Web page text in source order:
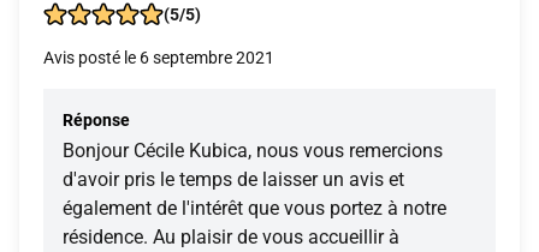
(5/5)
Avis posté le 6 septembre 2021
Réponse
Bonjour Cécile Kubica, nous vous remercions
d'avoir pris le temps de laisser un avis et
également de l'intérêt que vous portez à notre
résidence. Au plaisir de vous accueillir à